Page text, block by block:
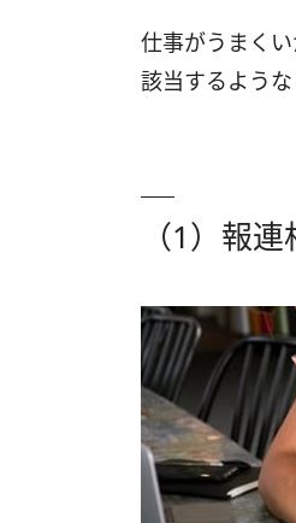
仕事がうまく
該当するような
（1）報